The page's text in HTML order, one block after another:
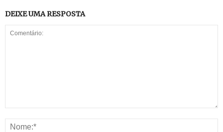
DEIXE UMA RESPOSTA